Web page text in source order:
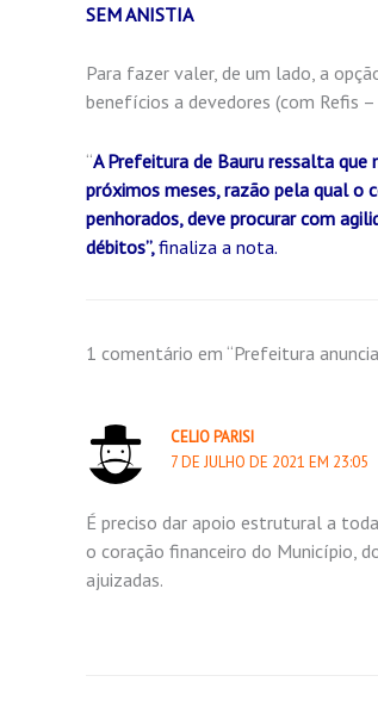
SEM ANISTIA
Para fazer valer, de um lado, a
benefícios a devedores (com Refis
“A Prefeitura de Bauru ressalta que
próximos meses, razão pela qual o
penhorados, deve procurar com
débitos”,finaliza a nota.
1 comentário em “Prefeitura
CELIO PARISI
7 DE JULHO DE 2021 EM 23:05
É preciso dar apoio estrutural a
o coração financeiro do Município,
ajuizadas.